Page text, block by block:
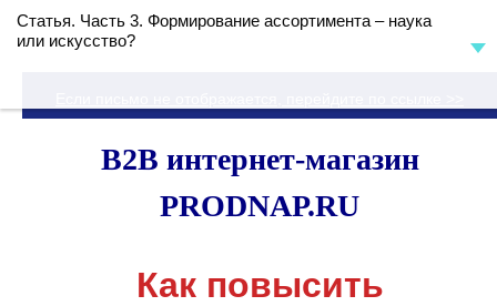
Статья. Часть 3. Формирование ассортимента – наука
или искусство?
B2B интернет-магазин
PRODNAP.RU
Как повысить